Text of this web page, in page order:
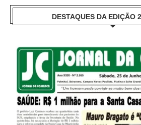
DESTAQUES DA EDIÇÃO